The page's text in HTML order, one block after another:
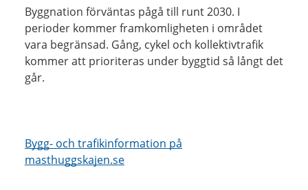
Byggnation förväntas pågå till runt 2030. I
perioder kommer framkomligheten i området
vara begränsad. Gång, cykel och kollektivtrafik
kommer att prioriteras under byggtid så långt det
går.
Bygg- och trafikinformation på
masthuggskajen.se